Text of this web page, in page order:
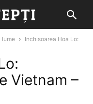
lume
Inchisoarea Hoa Lo:
Vietnam –